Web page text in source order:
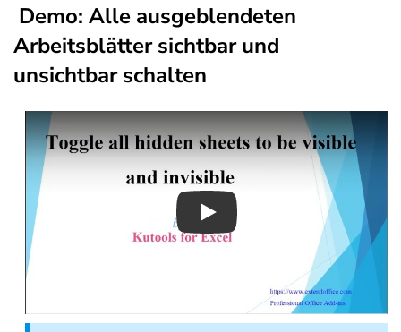
Demo: Alle ausgeblendeten
Arbeitsblätter sichtbar und
unsichtbar schalten
Play